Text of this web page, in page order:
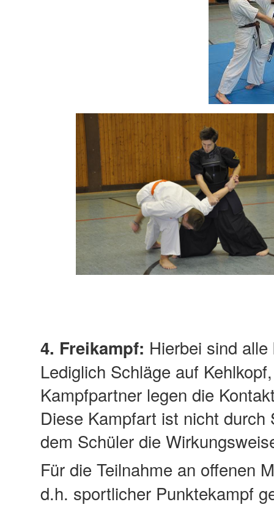
4. Freikampf: Hierbei sind
Lediglich Schläge auf
Kampfpartner legen die
Diese Kampfart ist nicht
dem Schüler die
Für die Teilnahme an offenen
d.h. sportlicher Punktekampf